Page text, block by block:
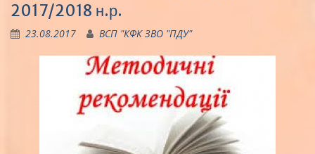
2017/2018 н.р.
23.08.2017 ВСП "КФК ЗВО "ПДУ"